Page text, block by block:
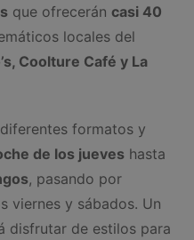
que ofrecerán casi 40
locales del
Coolture Café y La
formatos y
de los jueveshasta
, pasando por
viernes y sábados. Un
disfrutar de estilos para